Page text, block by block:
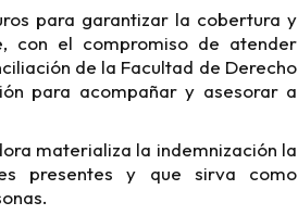
para garantizar la cobertura y
con el compromiso de atender
de la Facultad de Derecho
para acompañar y asesorar a
materializa la indemnización la
presentes y que sirva como